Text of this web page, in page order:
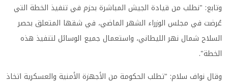
وتابع: "نطلب من قيادة الجيش المباشرة بحزم في تنفيذ الخطة التي
عُرضت في مجلس الوزراء الشهر الماضي، في شقها المتعلق بحصر
السلاح شمال نهر الليطاني، واستعمال جميع الوسائل لتنفيذ هذه
الخطة".
وقال نواف سلام: "تطلب الحكومة من الأجهزة الأمنية والعسكرية اتخاذ